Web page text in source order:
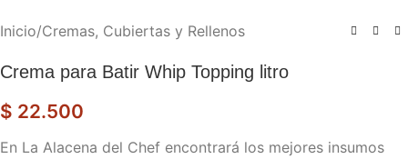
Inicio/Cremas, Cubiertas y Rellenos
Crema para Batir Whip Topping litro
$ 22.500
En La Alacena del Chef encontrará los mejores insumos